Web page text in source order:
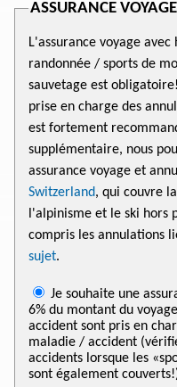
ASSURANCE
L'assurance voyage
randonnée / sports de
sauvetage est
prise en charge des
est fortement
supplémentaire, nous
assurance voyage et
Switzerland, qui couvre
l'alpinisme et le ski hors
compris les annulations
sujet.
6% du montant du
accident sont pris en
maladie / accident
accidents lorsque les
sont également